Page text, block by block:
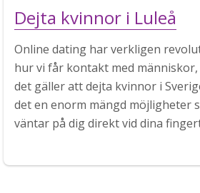
Dejta kvinnor i Luleå
Online dating har verkligen
hur vi får kontakt med
det gäller att dejta kvinnor i
det en enorm mängd möjligheter
väntar på dig direkt vid dina